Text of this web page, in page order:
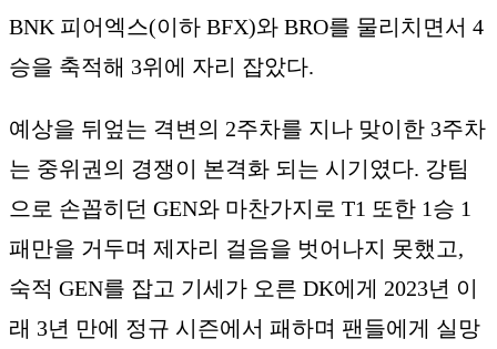
BNK 피어엑스(이하 BFX)와 BRO를 물리치면서 4
승을 축적해 3위에 자리 잡았다.
예상을 뒤엎는 격변의 2주차를 지나 맞이한 3주차
는 중위권의 경쟁이 본격화 되는 시기였다. 강팀
으로 손꼽히던 GEN와 마찬가지로 T1 또한 1승 1
패만을 거두며 제자리 걸음을 벗어나지 못했고,
숙적 GEN를 잡고 기세가 오른 DK에게 2023년 이
래 3년 만에 정규 시즌에서 패하며 팬들에게 실망